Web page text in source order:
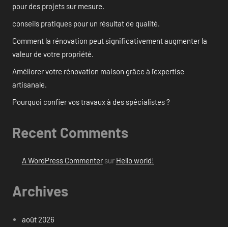
pour des projets sur mesure.
conseils pratiques pour un résultat de qualité.
Comment la rénovation peut significativement augmenter la
valeur de votre propriété.
Améliorer votre rénovation maison grâce à l’expertise
artisanale.
Pourquoi confier vos travaux à des spécialistes ?
Recent Comments
A WordPress Commentersur Hello world!
Archives
août 2026